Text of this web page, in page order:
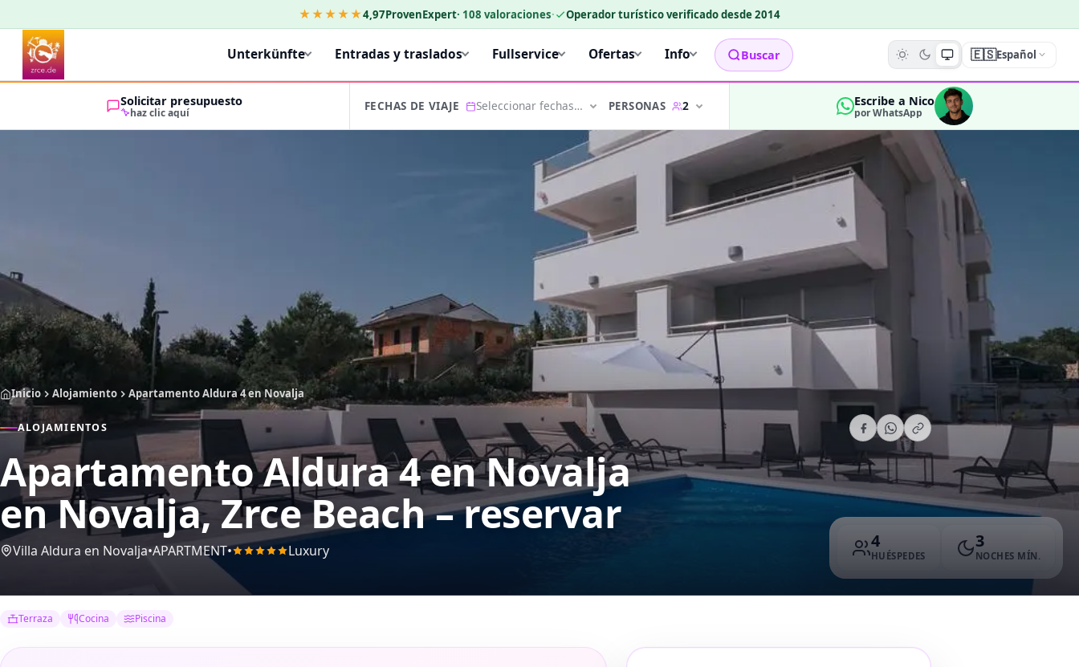
★★★★★4,97ProvenExpert· 108 valoraciones· Operador turístico verificado desde 2014
Unterkünfte Entradas y traslados Fullservice Ofertas Info Buscar 🇪🇸Español
Solicitar presupuesto
haz clic aquí FECHAS DE VIAJE Seleccionar fechas… PERSONAS 2 Escribe a Nico
por WhatsApp
4
HUÉSPEDES
3
NOCHES MÍN.
Inicio Alojamiento Apartamento Aldura 4 en Novalja
ALOJAMIENTOS
Apartamento Aldura 4 en Novalja
en Novalja, Zrce Beach – reservar
Villa Aldura en Novalja•APARTMENT• Luxury
Terraza Cocina Piscina